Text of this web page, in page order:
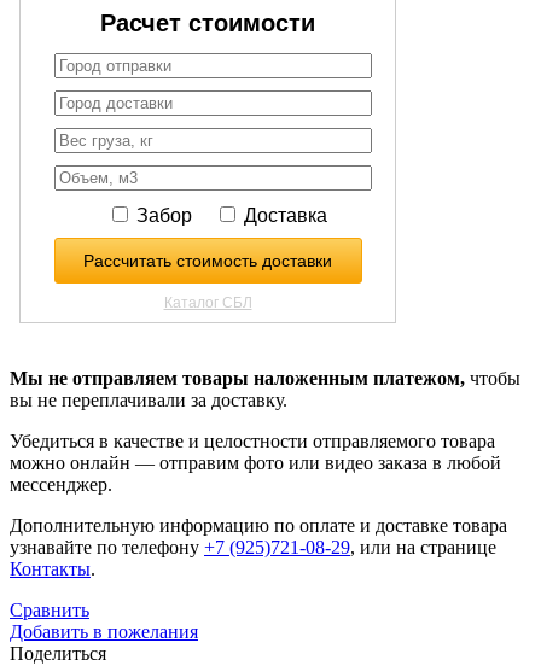
Мы не отправляем товары наложенным платежом, чтобы
вы не переплачивали за доставку.
Убедиться в качестве и целостности отправляемого товара
можно онлайн — отправим фото или видео заказа в любой
мессенджер.
Дополнительную информацию по оплате и доставке товара
узнавайте по телефону +7 (925)721-08-29, или на странице
Контакты.
Сравнить
Добавить в пожелания
Поделиться